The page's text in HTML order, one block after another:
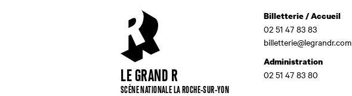
LE GRAND R
SCÈNE NATIONALE LA ROCHE-SUR-YON
Billetterie / Accueil
02 51 47 83 83
billetterie@legrandr.com
Administration
02 51 47 83 80